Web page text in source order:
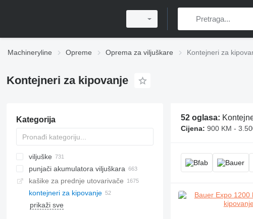
Machineryline Opreme Oprema za viljuškare Kontejneri za
Kontejneri za kipovanje
Kategorija
viljuške
punjači akumulatora viljuškara
kašike za prednje utovarivače
kontejneri za kipovanje
prikaži sve
52 oglasa:
Cijena: 900 KM -